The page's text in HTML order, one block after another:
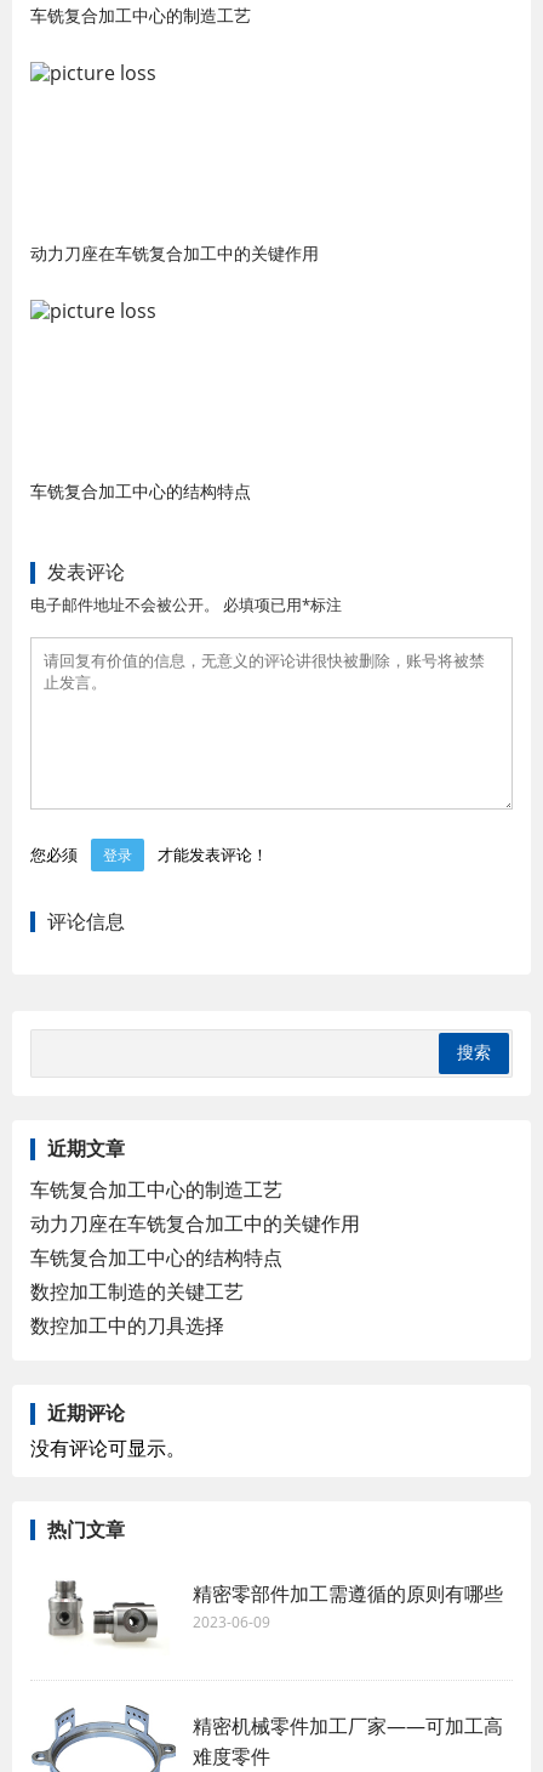
车铣复合加工中心的制造工艺
动力刀座在车铣复合加工中的关键作用
车铣复合加工中心的结构特点
发表评论
电子邮件地址不会被公开。 必填项已用*标注
您必须 登录 才能发表评论！
评论信息
近期文章
车铣复合加工中心的制造工艺
动力刀座在车铣复合加工中的关键作用
车铣复合加工中心的结构特点
数控加工制造的关键工艺
数控加工中的刀具选择
近期评论
没有评论可显示。
热门文章
精密零部件加工需遵循的原则有哪些
2023-06-09
精密机械零件加工厂家——可加工高
难度零件